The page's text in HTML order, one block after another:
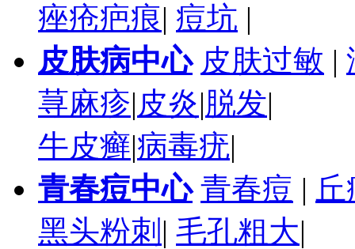
痤疮疤痕| 痘坑 |
皮肤病中心 皮肤过敏 |
荨麻疹|皮炎|脱发|
牛皮癣|病毒疣|
青春痘中心 青春痘 |
黑头粉刺 | 毛孔粗大|